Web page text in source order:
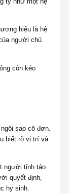
hiệu là hệ
người chủ
còn kéo
sao cô đơn.
biết rõ vị trí và
người tỉnh táo.
quyết định,
hy sinh.